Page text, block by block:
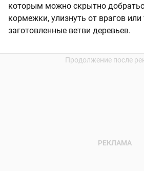
которым можно скрытно
кормежки, улизнуть от врагов или
заготовленные ветви деревьев.